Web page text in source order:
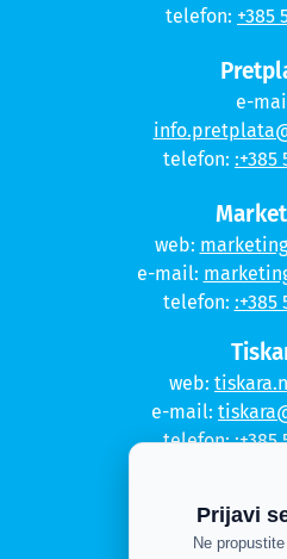
telefon: +385
e-
telefon: :+385
web:
e-mail:
telefon: :+385
web:
e-mail:
telefon::+385
Prijavi
Ne